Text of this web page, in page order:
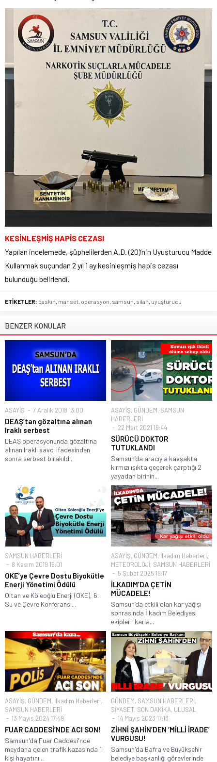
KESİNLEŞMİŞ HAPİS CEZASI
Yapılan incelemede, şüphelilerden A.D. (20)’nin Uyuşturucu Madde
Kullanmak suçundan 2 yıl 1 ay kesinleşmiş hapis cezası
bulunduğu belirlendi.
ETİKETLER: baskın, manset, operasyon, samsun, silah, uyuşturucu
BENZER KONULAR
ASAYİŞ 7 Aralık 2018 13:00
DEAŞ’tan gözaltına alınan
Iraklı serbest
DEAŞ operasyonunda gözaltına
alınan Iraklı savcı ifadesinden
sonra serbest bırakıldı.
ASAYİŞ, GÜNDEM, SAMSUN
HABERLERİ
22 Mart 2021 19:44
SÜRÜCÜ DOKTOR
TUTUKLANDI
Samsun’da aracıyla kavşakta
kırmızı ışıkta geçerek çarptığı 2
yayadan birinin...
SAMSUN HABERLERİ
8 Kasım 2019 15:01
OKE’ye Çevre Dostu Biyokütle
Enerji Yönetimi Ödülü
Oltan ve Köleoğlu Enerji (OKE), 6.
Su ve Çevre Konferansı...
ASAYİŞ, GÜNDEM, İlkadım Haberleri,
METEOROLOJİ, SAMSUN HABERLERİ
5 Şubat 2025 19:17
İLKADIM’DA ÇETİN
MÜCADELE!
Samsun’da etkili olan kar yağışı
sonrasında İlkadım Belediyesi
ekipleri 'karla...
ASAYİŞ, GÜNDEM, İlkadım Haberleri,
SAMSUN HABERLERİ
13 Mayıs 2024 17:49
FUAR CADDESİ’NDE ACI SON!
Samsun'da Fuar Caddesi'nde
meydana gelen trafik kazasında 1
kişi hayatını...
GÜNDEM, SAMSUN HABERLERİ,
SİYASET, SON DAKİKA, ULUSAL
14 Mayıs 2023 17:13
ZİHNİ ŞAHİN’DEN ‘MİLLİ İRADE’
VURGUSU!
Samsun'da Bafra ve Büyükşehir
belediye başkanlığı görevlerinde